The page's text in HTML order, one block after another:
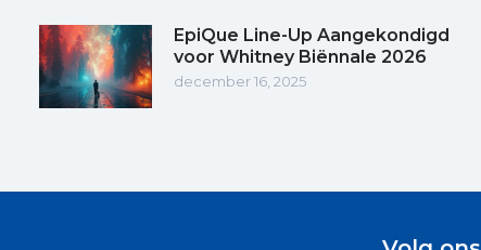
EpiQue Line-Up Aangekondigd
voor Whitney Biënnale 2026
december 16, 2025